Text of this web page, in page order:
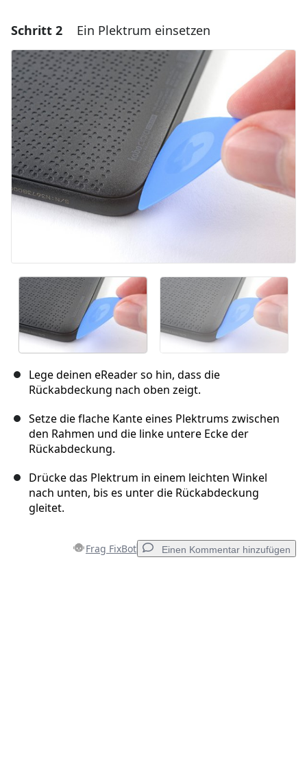
Einen Kommentar hinzufügen
Kommentar hinzufügen
Abbrechen Kommentieren
Schritt 2 Ein Plektrum einsetzen
Lege deinen eReader so hin, dass die
Rückabdeckung nach oben zeigt.
Setze die flache Kante eines Plektrums zwischen
den Rahmen und die linke untere Ecke der
Rückabdeckung.
Drücke das Plektrum in einem leichten Winkel
nach unten, bis es unter die Rückabdeckung
gleitet.
Frag FixBot Einen Kommentar hinzufügen